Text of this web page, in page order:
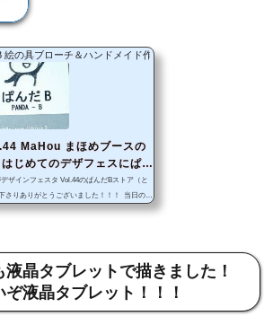
絵の具ブローチ＆ハンドメイド作品
MaHou まほめブースの
じめてのデザフェスにぱん
店してきました！...
ザインフェスタ Vol.44のぱんだBストア（と
さりありがとうございました！！！ 当日のま
やトリミングの技術も知識もないので適当な
め！！ &...
晶タブレットで描きました！
液晶タブレット！！！